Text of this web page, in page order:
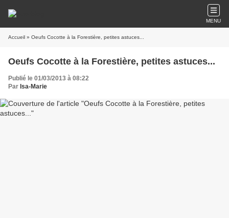
MENU
Accueil » Oeufs Cocotte à la Forestière, petites astuces...
Oeufs Cocotte à la Forestière, petites astuces...
Publié le 01/03/2013 à 08:22
Par Isa-Marie